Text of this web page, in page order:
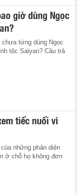
giờ dùng Ngọc
chưa từng dùng Ngọc
tộc Saiyan? Câu trả
tiếc nuối vì
những phản diện
ở chỗ họ không đơn